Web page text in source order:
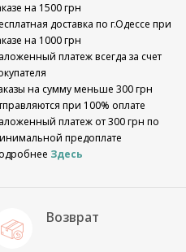
на 1500 грн
доставка по г.Одессе при
на 1000 грн
платеж всегда за счет
на сумму меньше 300 грн
при 100% оплате
платеж от 300 грн по
предоплате
Здесь
Возврат